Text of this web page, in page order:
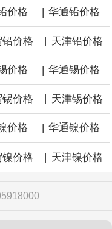
少4675吨。
盘报6.7442，较上一交易日上
价格 | 华通铅价格
铅价格 天津铅价格
价格 | 华通锡价格
锡价格 天津锡价格
价格 | 华通镍价格
镍价格 | 天津镍价格